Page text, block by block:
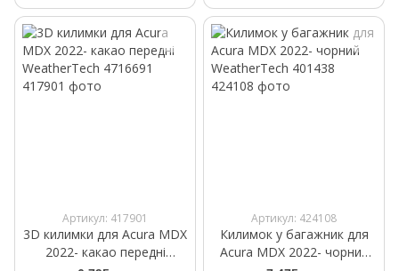
Артикул: 417901
3D килимки для Acura MDX
2022- какао передні
Артикул: 424108
Килимок у багажник для
Acura MDX 2022- чорний